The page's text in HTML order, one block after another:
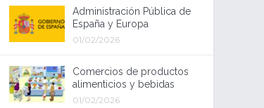
Administración Pública de
España y Europa
01/02/2026
Comercios de productos
alimenticios y bebidas
01/02/2026